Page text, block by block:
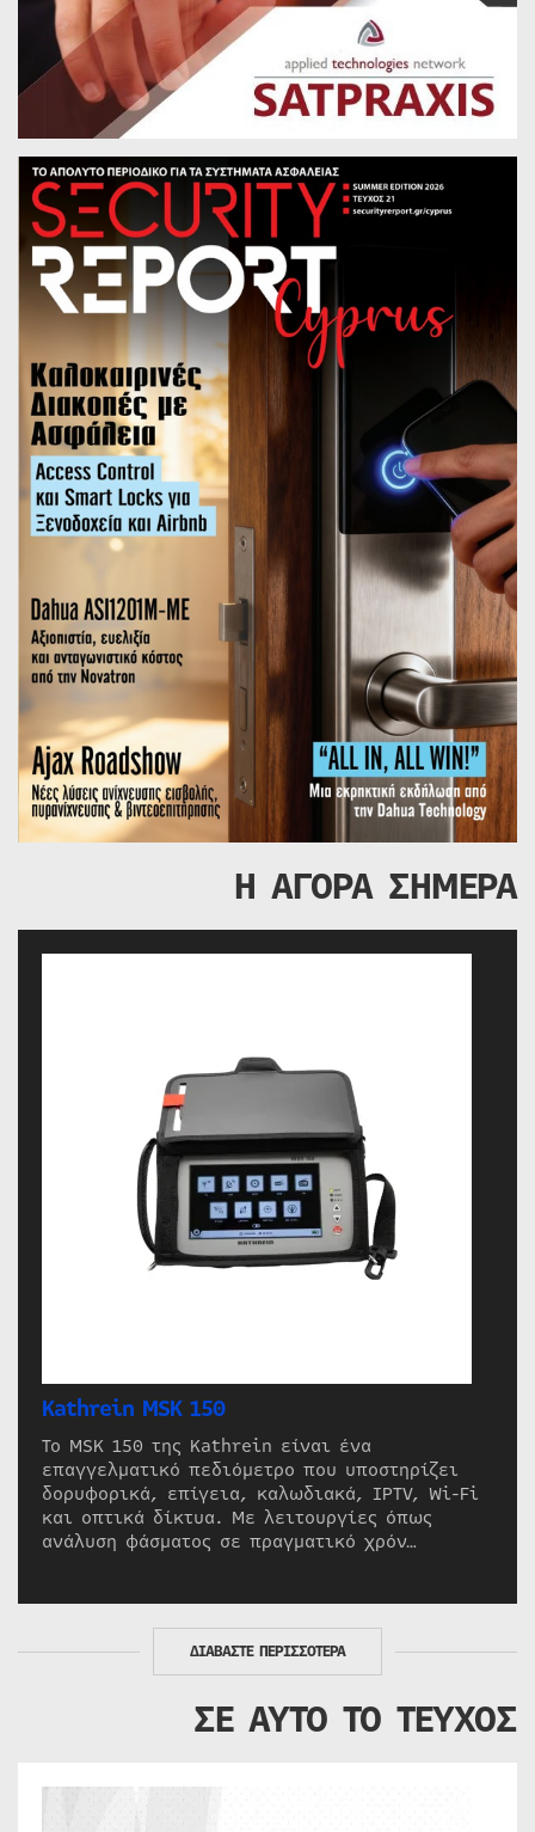
Η ΑΓΟΡΑ ΣΗΜΕΡΑ
Kathrein MSK 150
Το MSK 150 της Kathrein είναι ένα
επαγγελματικό πεδιόμετρο που υποστηρίζει
δορυφορικά, επίγεια, καλωδιακά, IPTV, Wi-Fi
και οπτικά δίκτυα. Με λειτουργίες όπως
ανάλυση φάσματος σε πραγματικό χρόν…
ΔΙΑΒΑΣΤΕ ΠΕΡΙΣΣΟΤΕΡΑ
ΣΕ ΑΥΤΟ ΤΟ ΤΕΥΧΟΣ